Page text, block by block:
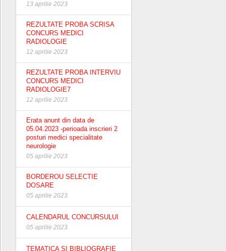
13 aprilie 2023
REZULTATE PROBA SCRISA
CONCURS MEDICI
RADIOLOGIE
12 aprilie 2023
REZULTATE PROBA INTERVIU
CONCURS MEDICI
RADIOLOGIE7
12 aprilie 2023
Erata anunt din data de
05.04.2023 -perioada inscrieri 2
posturi medici specialitate
neurologie
05 aprilie 2023
BORDEROU SELECTIE
DOSARE
05 aprilie 2023
CALENDARUL CONCURSULUI
05 aprilie 2023
TEMATICA SI BIBLIOGRAFIE